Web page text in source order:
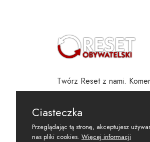
Twórz Reset z nami.
i wspieraj
Ciasteczka
Przeglądając tą stronę, akceptujesz
nas pliki cookies. Więcej informacji